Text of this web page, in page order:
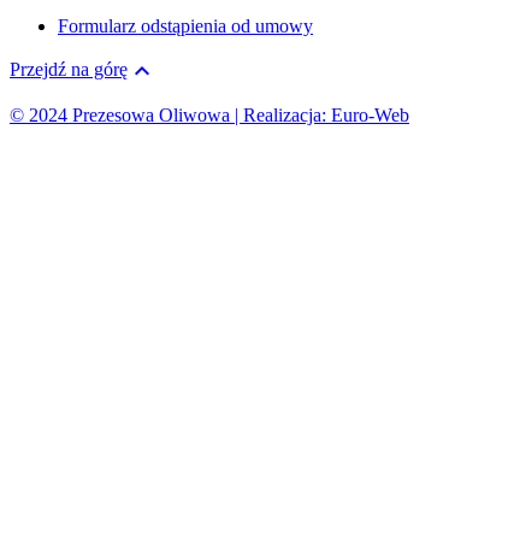
Formularz odstąpienia od umowy
Przejdź na górę 
© 2024 Prezesowa Oliwowa | Realizacja: Euro-Web